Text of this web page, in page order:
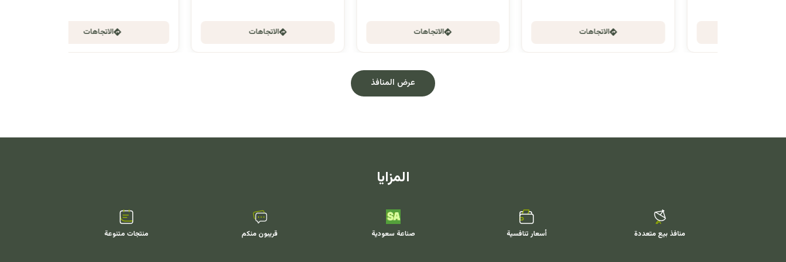
عرض المنافذ
المزايا
منافذ بيع متعددة أسعار تنافسية صناعة سعودية قريبون منكم منتجات متنوعة